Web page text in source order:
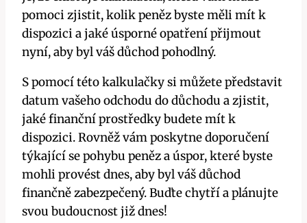
pomoci zjistit, kolik peněz byste měli mít k
dispozici a jaké úsporné opatření přijmout
nyní, aby byl váš důchod pohodlný.
S pomocí této kalkulačky si můžete představit
datum vašeho odchodu do důchodu a zjistit,
jaké finanční prostředky budete mít k
dispozici. Rovněž vám poskytne doporučení
týkající se pohybu peněz a úspor, které byste
mohli provést dnes, aby byl váš důchod
finančně zabezpečený. Buďte chytří a plánujte
svou budoucnost již dnes!